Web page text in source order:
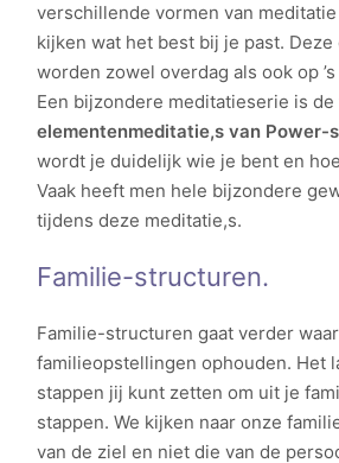
verschillende vormen van
kijken wat het best bij je past. Deze
worden zowel overdag als ook op
Een bijzondere meditatieserie is de
elementenmeditatie,s van Power-
wordt je duidelijk wie je bent en
Vaak heeft men hele bijzondere
tijdens deze meditatie,s.
Familie-structuren.
Familie-structuren gaat verder waar
familieopstellingen ophouden. Het
stappen jij kunt zetten om uit je
stappen. We kijken naar onze
van de ziel en niet die van de